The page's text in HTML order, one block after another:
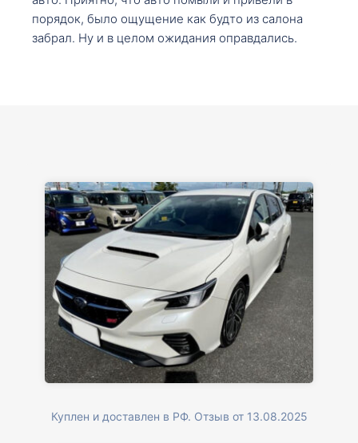
порядок, было ощущение как будто из салона
забрал. Ну и в целом ожидания оправдались.
Куплен и доставлен в РФ. Отзыв от 13.08.2025